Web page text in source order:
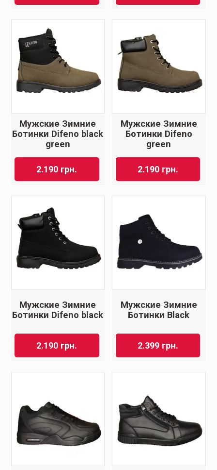
Мужские Зимние
Ботинки Difeno black
green
2.190 грн.
Мужские Зимние
Ботинки Difeno
green
2.190 грн.
Мужские Зимние
Ботинки Difeno black
2.190 грн.
Мужские Зимние
Ботинки Black
2.399 грн.